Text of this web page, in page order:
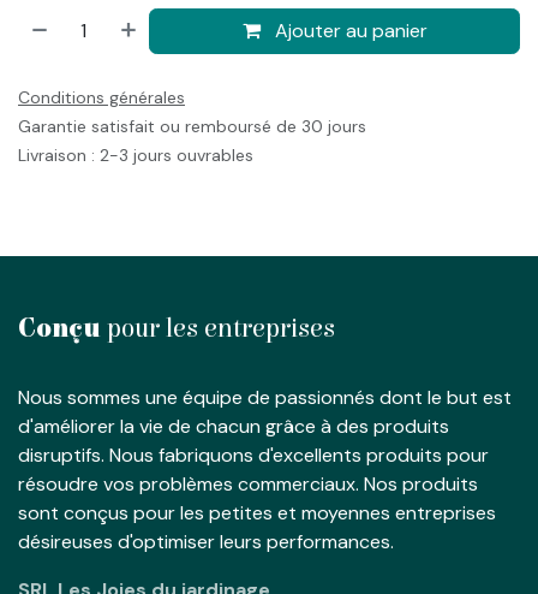
Ajouter au panier
Conditions générales
Garantie satisfait ou remboursé de 30 jours
Livraison : 2-3 jours ouvrables
Conçu pour les entreprises
Nous sommes une équipe de passionnés dont le but est
d'améliorer la vie de chacun grâce à des produits
disruptifs. Nous fabriquons d'excellents produits pour
résoudre vos problèmes commerciaux. Nos produits
sont conçus pour les petites et moyennes entreprises
désireuses d'optimiser leurs performances.